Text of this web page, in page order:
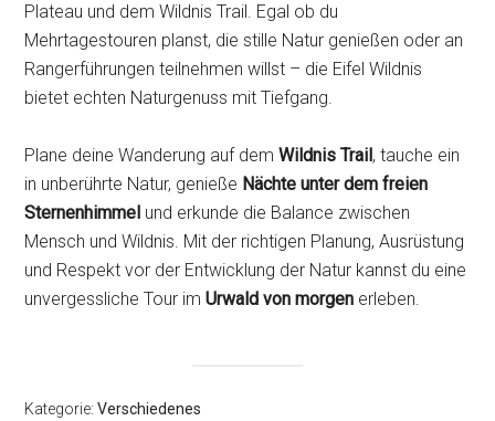
Plateau und dem Wildnis Trail. Egal ob du
Mehrtagestouren planst, die stille Natur genießen oder an
Rangerführungen teilnehmen willst – die Eifel Wildnis
bietet echten Naturgenuss mit Tiefgang.
Plane deine Wanderung auf demWildnis Trail, tauche ein
in unberührte Natur, genieße Nächte unter dem freien
Sternenhimmel und erkunde die Balance zwischen
Mensch und Wildnis. Mit der richtigen Planung, Ausrüstung
und Respekt vor der Entwicklung der Natur kannst du eine
unvergessliche Tour imUrwald von morgen erleben.
Kategorie:Verschiedenes